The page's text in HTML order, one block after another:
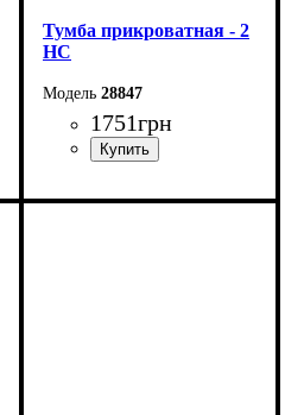
Тумба прикроватная - 2
НС
28847
1751грн
Ширина: 40 см